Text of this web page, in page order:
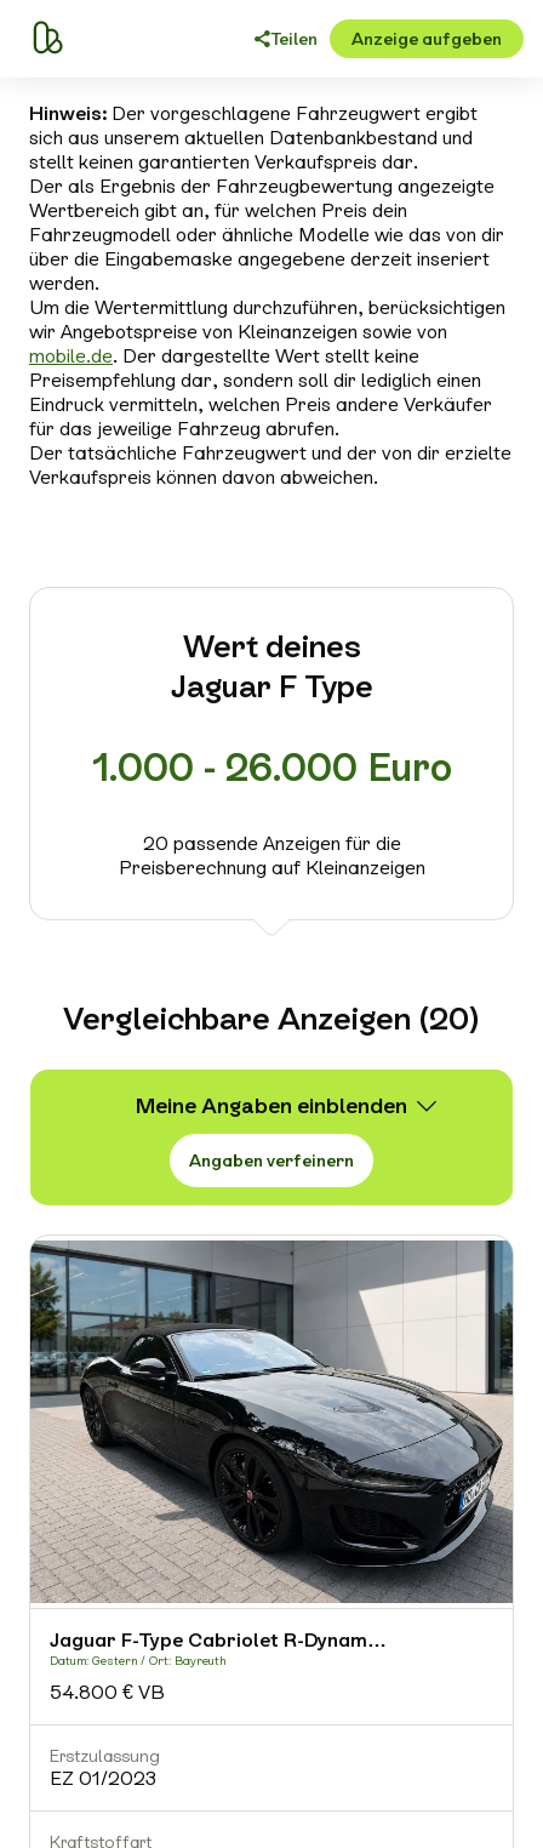
Teilen Anzeige aufgeben
Hinweis: Der vorgeschlagene Fahrzeugwert ergibt
sich aus unserem aktuellen Datenbankbestand und
stellt keinen garantierten Verkaufspreis dar.
Der als Ergebnis der Fahrzeugbewertung angezeigte
Wertbereich gibt an, für welchen Preis dein
Fahrzeugmodell oder ähnliche Modelle wie das von dir
über die Eingabemaske angegebene derzeit inseriert
werden.
Um die Wertermittlung durchzuführen, berücksichtigen
wir Angebotspreise von Kleinanzeigen sowie von
mobile.de. Der dargestellte Wert stellt keine
Preisempfehlung dar, sondern soll dir lediglich einen
Eindruck vermitteln, welchen Preis andere Verkäufer
für das jeweilige Fahrzeug abrufen.
Der tatsächliche Fahrzeugwert und der von dir erzielte
Verkaufspreis können davon abweichen.
Wert deines
Jaguar F Type
1.000 - 26.000 Euro
20 passende Anzeigen für die
Preisberechnung auf Kleinanzeigen
Vergleichbare Anzeigen (20)
Meine Angaben
Angaben verfeinern
Wert
4.955 -
54.850 € VB
Erstzulassung
Kraftstoffart
-
Kilometerstand in km
-
-
Jaguar F-Type Cabriolet R-Dynam…
Datum: Gestern / Ort: Bayreuth
54.800 € VB
Erstzulassung
EZ 01/2023
Kraftstoffart